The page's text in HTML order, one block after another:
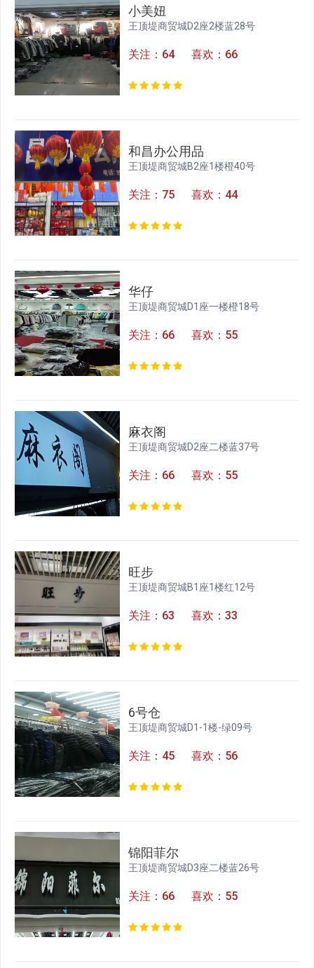
小美妞
王顶堤商贸城D2座2楼蓝28号
关注：64 喜欢：66
和昌办公用品
王顶堤商贸城B2座1楼橙40号
关注：75 喜欢：44
华仔
王顶堤商贸城D1座一楼橙18号
关注：66 喜欢：55
麻衣阁
王顶堤商贸城D2座二楼蓝37号
关注：66 喜欢：55
旺步
王顶堤商贸城B1座1楼红12号
关注：63 喜欢：33
6号仓
王顶堤商贸城D1-1楼-绿09号
关注：45 喜欢：56
锦阳菲尔
王顶堤商贸城D3座二楼蓝26号
关注：66 喜欢：55